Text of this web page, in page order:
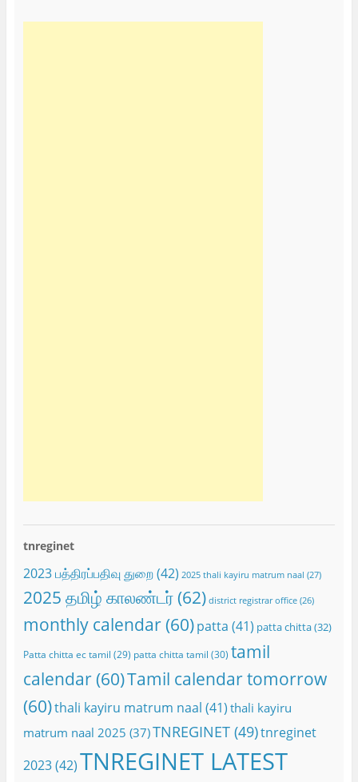
tnreginet
2023 பத்திரப்பதிவு துறை(42) 2025 thali kayiru matrum naal (27)
2025 தமிழ் காலண்டர்(62) district registrar office(26)
monthly calendar(60) patta (41) patta chitta(32)
Patta chitta ec tamil (29) patta chitta tamil (30) tamil
calendar(60)Tamil calendar tomorrow
(60)thali kayiru matrum naal (41) thali kayiru
matrum naal 2025 (37)TNREGINET(49)tnreginet
2023(42)TNREGINET LATEST